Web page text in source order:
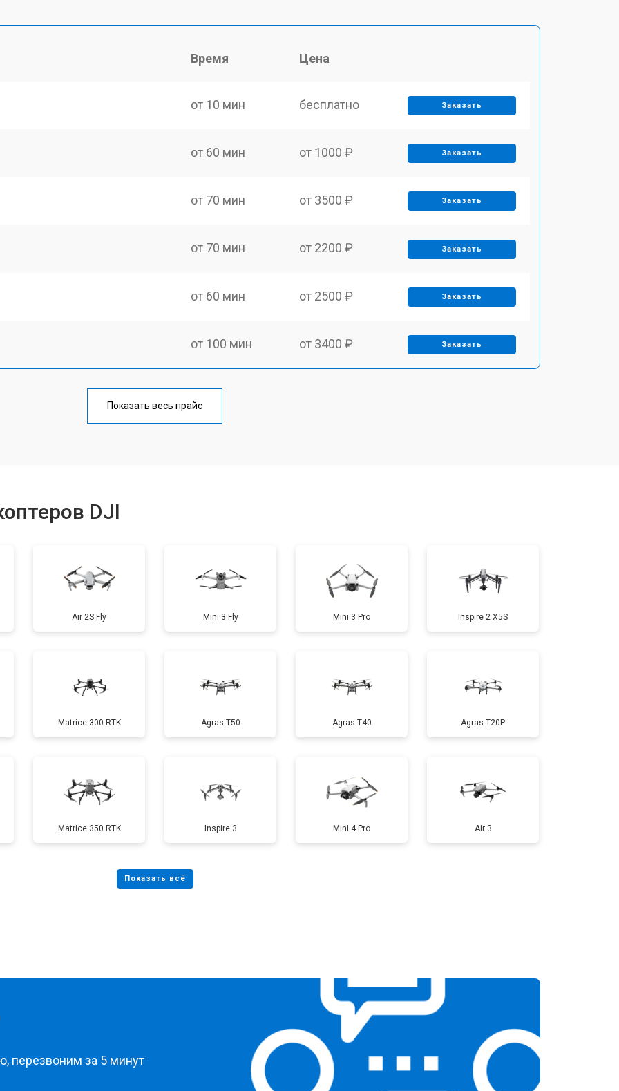
Время Цена
от 10 мин бесплатно Заказать
от 60 мин от 1000 ₽ Заказать
от 70 мин от 3500 ₽ Заказать
от 70 мин от 2200 ₽ Заказать
от 60 мин от 2500 ₽ Заказать
от 100 мин от 3400 ₽ Заказать
от 60 мин
от 50 мин от 1500 ₽ Заказать
от 60 мин от 1600 ₽ Заказать
от 40 мин от 1000 ₽ Заказать
от 60 мин от 2800 ₽ Заказать
от 3600 ₽
Показать весь прайс
DJI
Air 2S Fly Mini 3 Fly Mini 3 Pro Inspire 2 X5S
Matrice 300 RTK Agras T50 Agras T40 Agras T20P
Matrice 350 RTK Inspire 3 Mini 4 Pro Air 3
перезвоним за 5 минут